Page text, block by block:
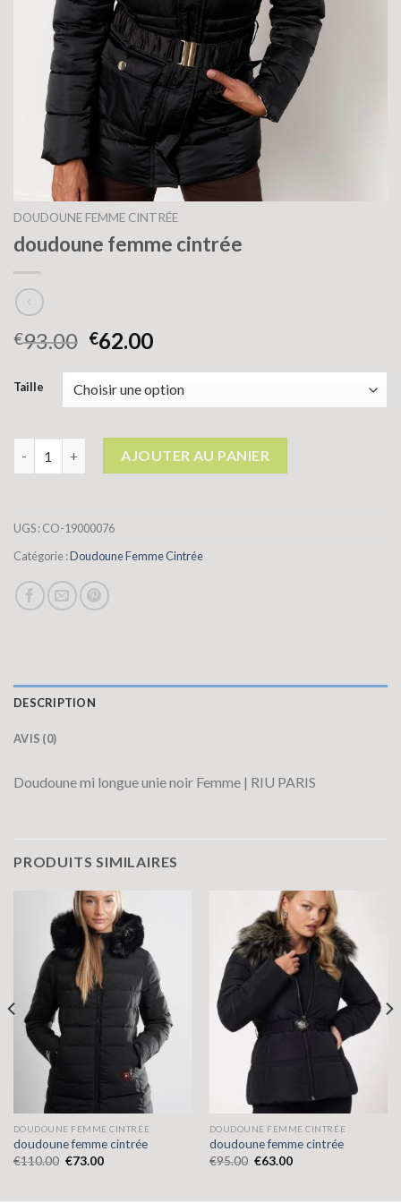
DOUDOUNE FEMME CINTRÉE
doudoune femme cintrée
€93.00 €62.00
Taille
AJOUTER AU PANIER
UGS :CO-19000076
Catégorie :Doudoune Femme Cintrée
DESCRIPTION
AVIS (0)
Doudoune mi longue unie noir Femme | RIU PARIS
PRODUITS SIMILAIRES
DOUDOUNE FEMME CINTRÉE
doudoune femme cintrée
€110.00 €73.00
DOUDOUNE FEMME CINTRÉE
doudoune femme cintrée
€95.00 €63.00